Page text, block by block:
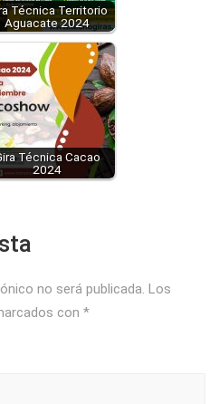
Técnica Territorio
Aguacate 2024
Técnica Cacao
2024
no será publicada. Los
con *